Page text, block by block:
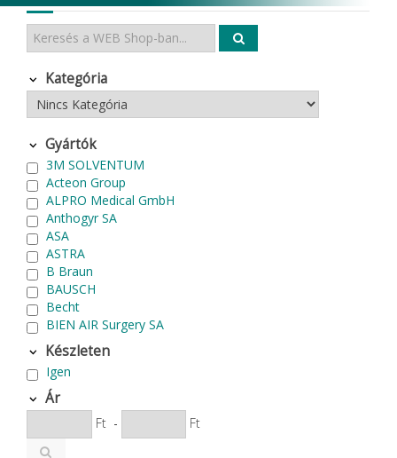
Kategória
Gyártók
3M SOLVENTUM
Acteon Group
ALPRO Medical GmbH
Anthogyr SA
ASA
ASTRA
B Braun
BAUSCH
Becht
BIEN AIR Surgery SA
Bode Chemie
Cardex
Carlo de Giorgi srl
CATTANI SpA
CAVEX
Cefla S.C.
CEMM Dental High Tech Ltd.
Készleten
Igen
Ár
Ft - Ft